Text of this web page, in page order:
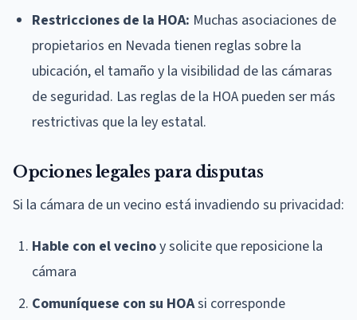
Restricciones de la HOA: Muchas asociaciones de
propietarios en Nevada tienen reglas sobre la
ubicación, el tamaño y la visibilidad de las cámaras
de seguridad. Las reglas de la HOA pueden ser más
restrictivas que la ley estatal.
Opciones legales para disputas
Si la cámara de un vecino está invadiendo su privacidad:
Hable con el vecinoy solicite que reposicione la
cámara
Comuníquese con su HOAsi corresponde